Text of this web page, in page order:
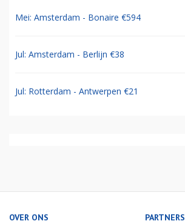
Mei: Amsterdam - Bonaire €594
Jul: Amsterdam - Berlijn €38
Jul: Rotterdam - Antwerpen €21
OVER ONS PARTNERS